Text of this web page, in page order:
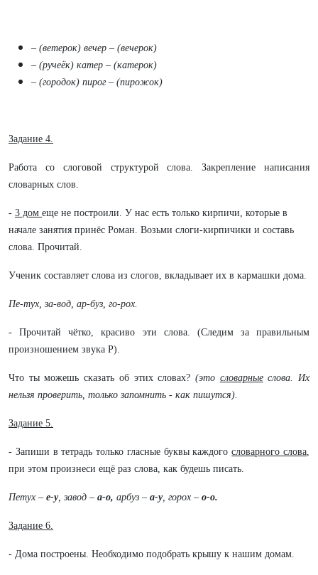
– (ветерок) вечер – (вечерок)
– (ручеёк) катер – (катерок)
– (городок) пирог – (пирожок)
Задание 4.
Работа со слоговой структурой слова. Закрепление написания
словарных слов.
- 3 дом еще не построили. У нас есть только кирпичи, которые в
начале занятия принёс Роман. Возьми слоги-кирпичики и составь
слова. Прочитай.
Ученик составляет слова из слогов, вкладывает их в кармашки дома.
Пе-тух, за-вод, ар-буз, го-рох.
- Прочитай чётко, красиво эти слова. (Следим за правильным
произношением звука Р).
Что ты можешь сказать об этих словах? (это словарныеслова. Их
нельзя проверить, только запомнить - как пишутся).
Задание 5.
- Запиши в тетрадь только гласные буквы каждогословарного слова,
при этом произнеси ещё раз слова, как будешь писать.
Петух – е-у, завод – а-о, арбуз – а-у, горох – о-о.
Задание 6.
- Дома построены. Необходимо подобрать крышу к нашим домам.